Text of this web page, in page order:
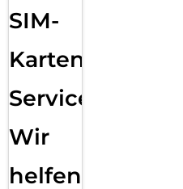
SIM-
Karten
Service:
Wir
helfen